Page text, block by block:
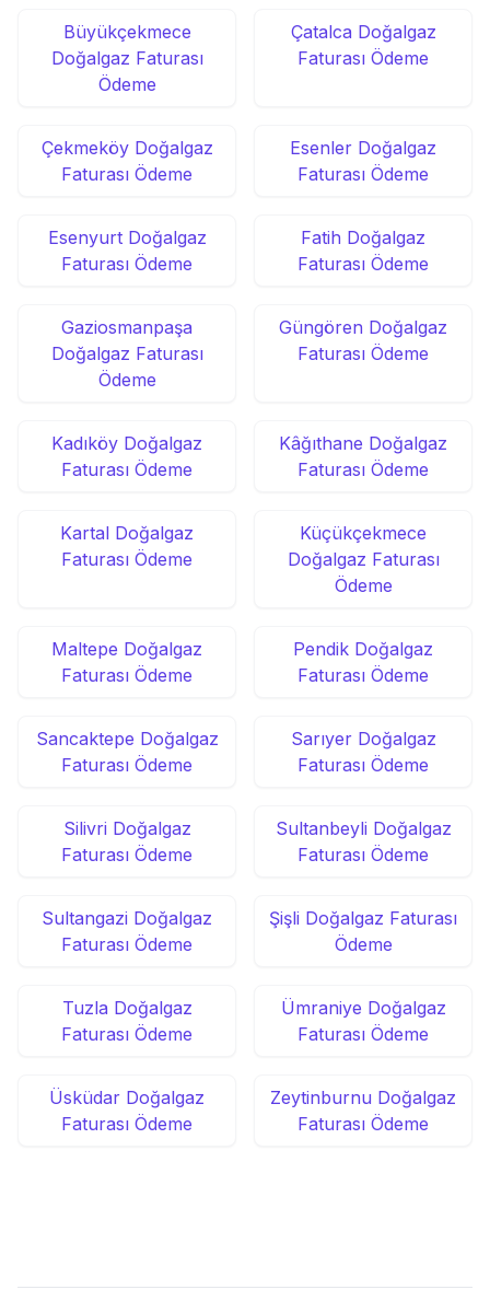
Büyükçekmece
Doğalgaz Faturası
Ödeme
Çatalca Doğalgaz
Faturası Ödeme
Çekmeköy Doğalgaz
Faturası Ödeme
Esenler Doğalgaz
Faturası Ödeme
Esenyurt Doğalgaz
Faturası Ödeme
Fatih Doğalgaz
Faturası Ödeme
Gaziosmanpaşa
Doğalgaz Faturası
Ödeme
Güngören Doğalgaz
Faturası Ödeme
Kadıköy Doğalgaz
Faturası Ödeme
Kâğıthane Doğalgaz
Faturası Ödeme
Kartal Doğalgaz
Faturası Ödeme
Küçükçekmece
Doğalgaz Faturası
Ödeme
Maltepe Doğalgaz
Faturası Ödeme
Pendik Doğalgaz
Faturası Ödeme
Sancaktepe Doğalgaz
Faturası Ödeme
Sarıyer Doğalgaz
Faturası Ödeme
Silivri Doğalgaz
Faturası Ödeme
Sultanbeyli Doğalgaz
Faturası Ödeme
Sultangazi Doğalgaz
Faturası Ödeme
Şişli Doğalgaz Faturası
Ödeme
Tuzla Doğalgaz
Faturası Ödeme
Ümraniye Doğalgaz
Faturası Ödeme
Üsküdar Doğalgaz
Faturası Ödeme
Zeytinburnu Doğalgaz
Faturası Ödeme